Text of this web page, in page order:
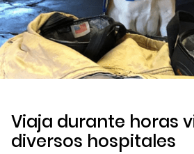
Viaja durante horas
diversos hospitales